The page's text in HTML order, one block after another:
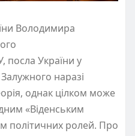
Володимира
посла України у
наразі
однак цілком може
«Віденським
політичних ролей. Про